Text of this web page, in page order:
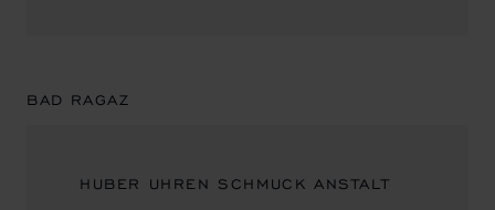
BAD RAGAZ
HUBER UHREN SCHMUCK ANSTALT